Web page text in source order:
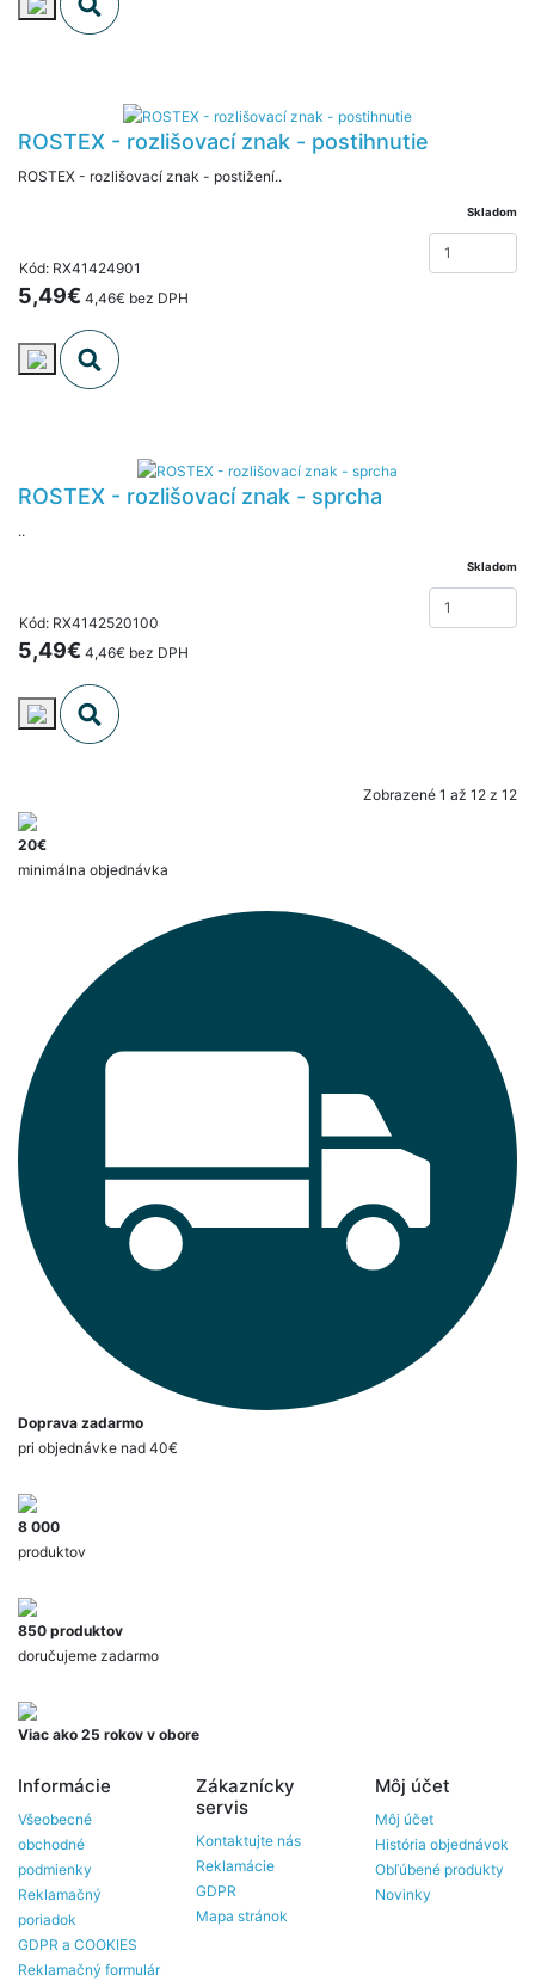
ROSTEX - rozlišovací znak - postihnutie
ROSTEX - rozlišovací znak - postižení..
Kód: RX41424901
Skladom
5,49€ 4,46€ bez DPH
ROSTEX - rozlišovací znak - sprcha
..
Kód: RX4142520100
Skladom
5,49€ 4,46€ bez DPH
Zobrazené 1 až 12 z 12
20€
minimálna objednávka
Doprava zadarmo
pri objednávke nad 40€
8 000
produktov
850 produktov
doručujeme zadarmo
Viac ako 25 rokov v obore
Informácie
Všeobecné
obchodné
podmienky
Reklamačný
poriadok
GDPR a COOKIES
Reklamačný formulár
Zákaznícky
servis
Kontaktujte nás
Reklamácie
GDPR
Mapa stránok
Môj účet
Môj účet
História objednávok
Obľúbené produkty
Novinky